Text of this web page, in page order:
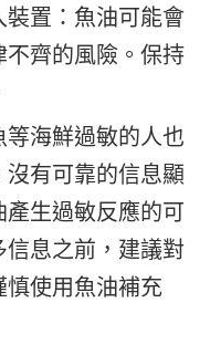
置：魚油可能會
齊的風險。保持
海鮮過敏的人也
有可靠的信息顯
生過敏反應的可
息之前，建議對
使用魚油補充